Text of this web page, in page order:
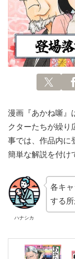
漫画『あかね噺』
クターたちが繰り
事では、作品内に
簡単な解説を付け
ハナシカ
各キ
する